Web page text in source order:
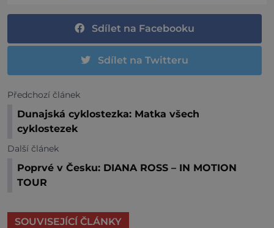
Sdílet na Facebooku
Sdílet na Twitteru
Předchozí článek
Dunajská cyklostezka: Matka všech
cyklostezek
Další článek
Poprvé v Česku: DIANA ROSS – IN MOTION
TOUR
SOUVISEJÍCÍ ČLÁNKY